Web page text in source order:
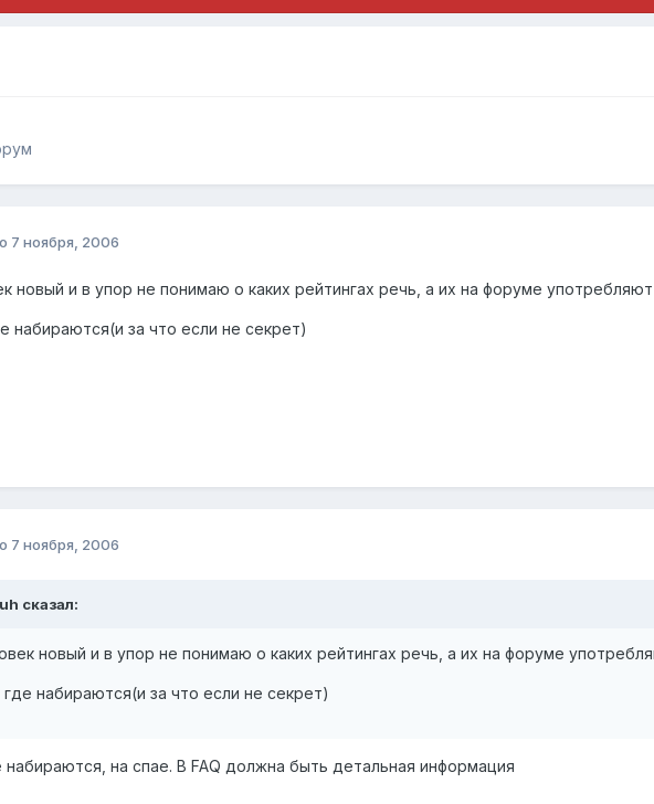
7 ноября, 2006
новый и в упор не понимаю о каких рейтингах речь, а их на форуме употребляют
набираются(и за что если не секрет)
7 ноября, 2006
сказал:
новый и в упор не понимаю о каких рейтингах речь, а их на форуме
набираются(и за что если не секрет)
набираются, на спае. В FAQ должна быть детальная информация